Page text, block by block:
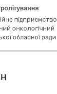
підприємство
онкологічний
обласної ради